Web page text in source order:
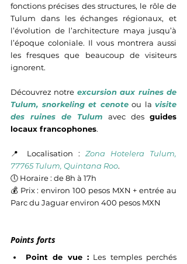
fonctions précises des structures, le rôle de
Tulum dans les échanges régionaux, et
l’évolution de l’architecture maya jusqu’à
l’époque coloniale. Il vous montrera aussi
les fresques que beaucoup de visiteurs
ignorent.
Découvrez notre excursion aux ruines de
Tulum, snorkeling et cenote ou la visite
des ruines de Tulum avec des guides
locaux francophones.
📍 Localisation : Zona Hotelera Tulum,
77765 Tulum, Quintana Roo.
🕔 Horaire : de 8h à 17h
💰 Prix : environ 100 pesos MXN + entrée au
Parc du Jaguar environ 400 pesos MXN
Points forts
Point de vue : Les temples perchés